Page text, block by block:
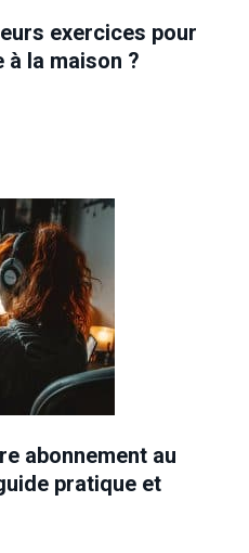
exercices pour
la maison ?
abonnement au
pratique et